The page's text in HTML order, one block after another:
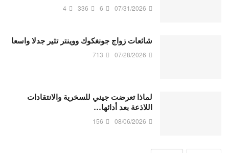
07/31/2026
6
336
4
شائعات زواج جونغكوك ووينتر تثير جدلا واسعا
07/28/2026
713
لماذا تعرضت جيني للسخرية والانتقادات
اللاذعة بعد أدائها…
08/06/2026
156